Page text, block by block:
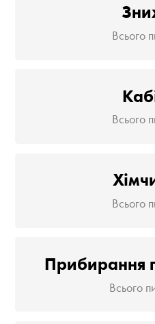
Всього
Всього
Всього
Прибирання
Всього